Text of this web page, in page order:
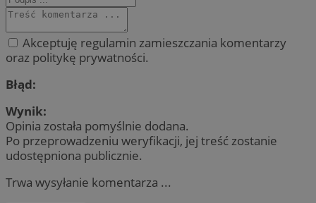
Akceptuję regulamin zamieszczania komentarzy
oraz politykę prywatności.
Błąd:
Wynik:
Opinia została pomyślnie dodana.
Po przeprowadzeniu weryfikacji, jej treść zostanie
udostępniona publicznie.
Trwa wysyłanie komentarza ...